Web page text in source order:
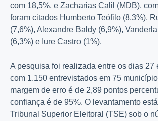
com 18,5%, e Zacharias Calil (MDB),
foram citados Humberto Teófilo (8,3%),
(7,6%), Alexandre Baldy (6,9%),
(6,3%) e Iure Castro (1%).
A pesquisa foi realizada entre os dias 27
com 1.150 entrevistados em 75
margem de erro é de 2,89 pontos
confiança é de 95%. O levantamento
Tribunal Superior Eleitoral (TSE) sob o